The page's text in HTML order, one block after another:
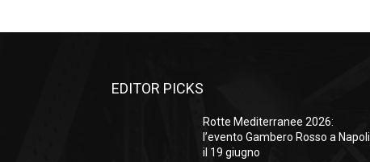
EDITOR PICKS
Rotte Mediterranee 2026:
l’evento Gambero Rosso a Napoli
il 19 giugno